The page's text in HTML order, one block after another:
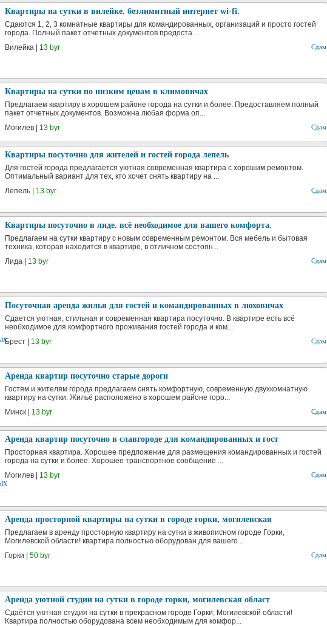
Квартиры на сутки в вилейке. безлимитный интернет wi-fi.
Сдаются 1, 2, 3 комнатные квартиры для командированных, организаций и просто гостей
города. Полный пакет отчетных документов предоста...
Вилейка | 13 byr Сдам
Квартиры на сутки по низким ценам в климовичах
Предлагаем квартиру в хорошем районе города на сутки и более. Предоставляем полный
пакет отчетных документов. Возможна любая форма оп...
Могилев | 13 byr Сдам
Квартиры посуточно для жителей и гостей города лепель
Для гостей города предлагается уютная современная квартира с хорошим ремонтом.
Оптимальный вариант для тех, кто хочет снять квартиру на ...
Лепель | 13 byr Сдам
Квартиры посуточно в лиде. всё необходимое для вашего комфорта.
Предлагаем на сутки квартиру с новым современным ремонтом. Вся мебель и бытовая
техника, которая находится в квартире, в отличном состоян...
Лида | 13 byr Сдам
Посуточная аренда жилья для гостей и командированных в люховичах
Сдается уютная, стильная и современная квартира посуточно. В квартире есть всё
необходимое для комфортного проживания гостей города и ком...
Брест | 13 byr Сдам
Аренда квартир посуточно старые дороги
Гостям и жителям города предлагаем снять комфортную, современную двухкомнатную
квартиру на сутки. Жильё расположено в хорошем районе горо...
Минск | 13 byr Сдам
Аренда квартир посуточно в славгороде для командированных и гост
Просторная квартира. Хорошее предложение для размещения командированных и гостей
города на сутки и более. Хорошее транспортное сообщение ...
Могилев | 13 byr Сдам
Аренда просторной квартиры на сутки в городе горки, могилевская
Предлагаем в аренду просторную квартиру на сутки в живописном городе Горки,
Могилевской области! квартира полностью оборудован для вашего...
Горки | 50 byr Сдам
Аренда уютной студии на сутки в городе горки, могилевская област
Сдаётся уютная студия на сутки в прекрасном городе Горки, Могилевской области!
Квартира полностью оборудована всем необходимым для комфор...